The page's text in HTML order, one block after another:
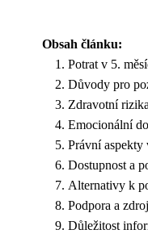
Obsah článku:
Potrat v 5.
Důvody pro
Zdravotní
Emocionální
Právní aspekty
Dostupnost a
Alternativy k
Podpora a
Důležitost